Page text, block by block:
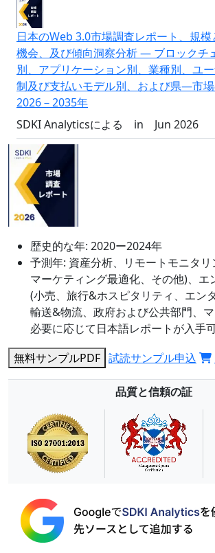
日本のWeb 3.0市場調査レポート、規
機会、及び傾向洞察分析 ― ブロックチ
別、アプリケーション別、業種別、ユ
制及び支払いモデル別、および県―市
2026－2035年
SDKI Analyticsによる
in Jun 2026
歴史的な年: 2020ー2024年
予測年: 資産分析、リモートモニタ
マーケティング最適化、その他)、エ
(小売、旅行&ホスピタリティ、エン
輸送&物流、政府および公共部門、
必要に応じて日本語レポートが入手
無料サンプルPDF 試読サンプル申込
品質と信頼の証